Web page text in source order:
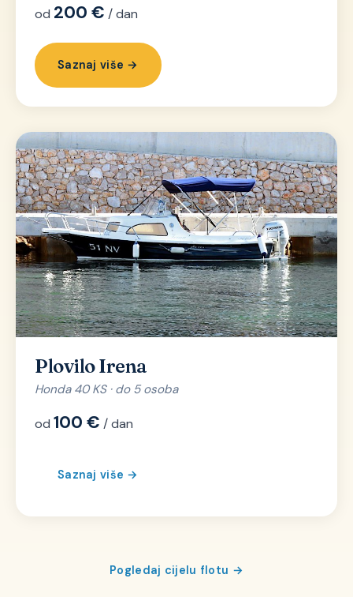
od 200 € / dan
Saznaj više →
Plovilo Irena
Honda 40 KS · do 5 osoba
od 100 € / dan
Saznaj više →
Pogledaj cijelu flotu →